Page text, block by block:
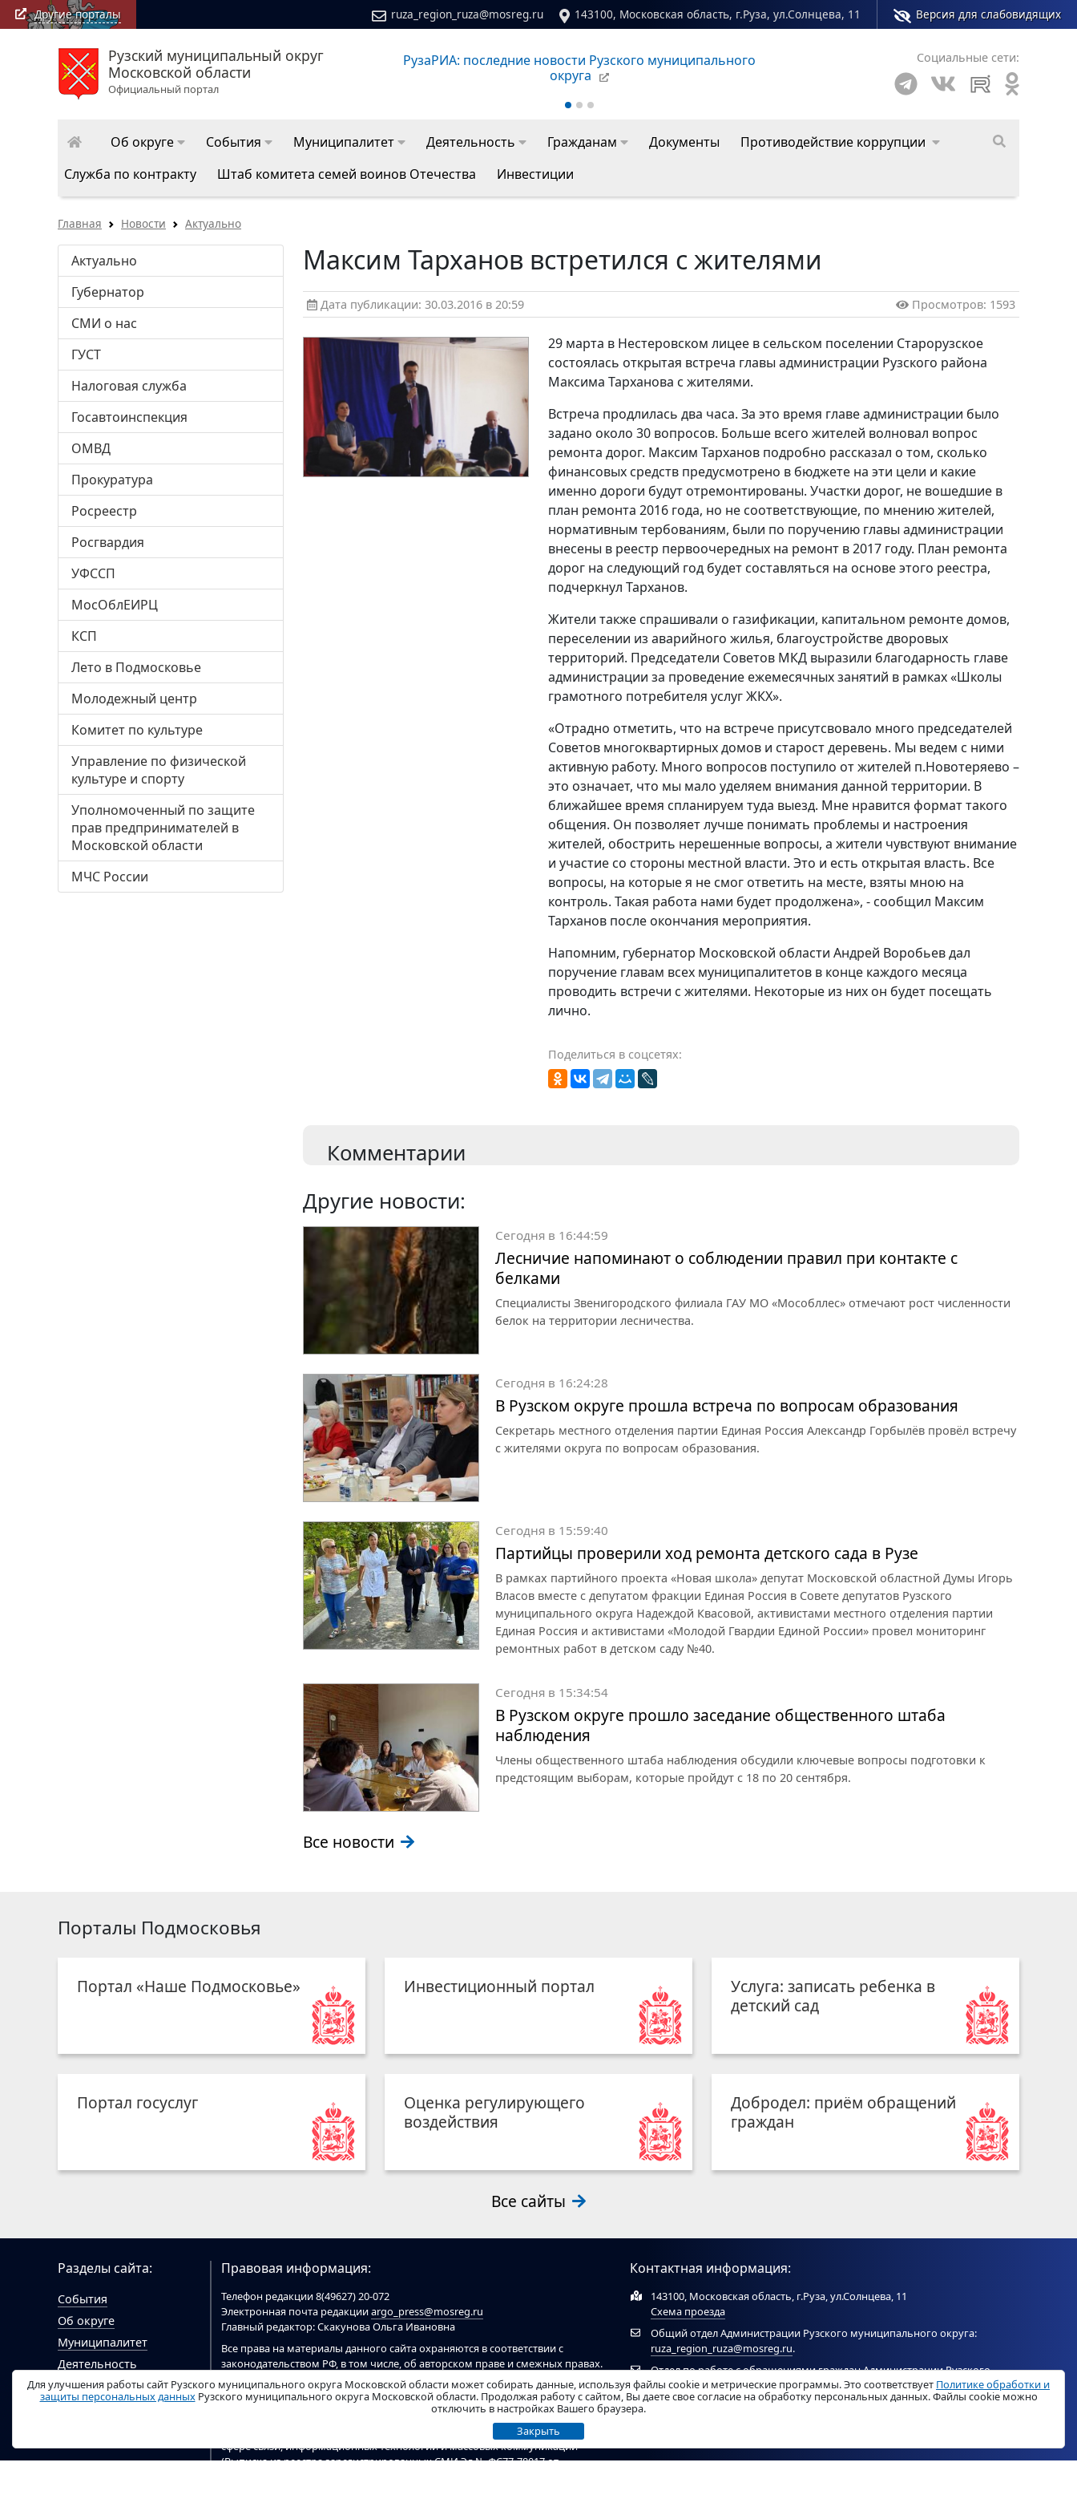
Другие порталы ruza_region_ruza@mosreg.ru 143100, Московская область, г.Руза, ул.Солнцева, 11 Версия для слабовидящих
Рузский муниципальный округ
Московской области
Официальный портал
РузаРИА: последние новости Рузского муниципального
Сайт молодежного центра Рузского муниципального округаСоциальные сети:
Об округе События Муниципалитет Деятельность Гражданам Документы
Противодействие коррупции
Служба по контракту
Штаб комитета семей воинов Отечества Инвестиции
Главная Новости Актуально
Актуально
Губернатор
СМИ о нас
ГУСТ
Налоговая служба
Госавтоинспекция
ОМВД
Прокуратура
Росреестр
Росгвардия
УФССП
МосОблЕИРЦ
КСП
Лето в Подмосковье
Молодежный центр
Комитет по культуре
Управление по физической
культуре и спорту
Уполномоченный по защите
прав предпринимателей в
Московской области
МЧС России
Максим Тарханов встретился с жителями
Дата публикации: 30.03.2016 в 20:59 Просмотров: 1593
29 марта в Нестеровском лицее в сельском поселении Старорузское
состоялась открытая встреча главы администрации Рузского района
Максима Тарханова с жителями.
Встреча продлилась два часа. За это время главе администрации было
задано около 30 вопросов. Больше всего жителей волновал вопрос
ремонта дорог. Максим Тарханов подробно рассказал о том, сколько
финансовых средств предусмотрено в бюджете на эти цели и какие
именно дороги будут отремонтированы. Участки дорог, не вошедшие в
план ремонта 2016 года, но не соответствующие, по мнению жителей,
нормативным тербованиям, были по поручению главы администрации
внесены в реестр первоочередных на ремонт в 2017 году. План ремонта
дорог на следующий год будет составляться на основе этого реестра,
подчеркнул Тарханов.
Жители также спрашивали о газификации, капитальном ремонте домов,
переселении из аварийного жилья, благоустройстве дворовых
территорий. Председатели Советов МКД выразили благодарность главе
администрации за проведение ежемесячных занятий в рамках «Школы
грамотного потребителя услуг ЖКХ».
«Отрадно отметить, что на встрече присутсвовало много председателей
Советов многоквартирных домов и старост деревень. Мы ведем с ними
активную работу. Много вопросов поступило от жителей п.Новотеряево –
это означает, что мы мало уделяем внимания данной территории. В
ближайшее время спланируем туда выезд. Мне нравится формат такого
общения. Он позволяет лучше понимать проблемы и настроения
жителей, обострить нерешенные вопросы, а жители чувствуют внимание
и участие со стороны местной власти. Это и есть открытая власть. Все
вопросы, на которые я не смог ответить на месте, взяты мною на
контроль. Такая работа нами будет продолжена», - сообщил Максим
Тарханов после окончания мероприятия.
Напомним, губернатор Московской области Андрей Воробьев дал
поручение главам всех муниципалитетов в конце каждого месяца
проводить встречи с жителями. Некоторые из них он будет посещать
лично.
Поделиться в соцсетях:
Комментарии
Другие новости:
Сегодня в 16:44:59
Лесничие напоминают о соблюдении правил при контакте с
белками
Специалисты Звенигородского филиала ГАУ МО «Мособллес» отмечают рост численности
белок на территории лесничества.
Сегодня в 16:24:28
В Рузском округе прошла встреча по вопросам образования
Секретарь местного отделения партии Единая Россия Александр Горбылёв провёл встречу
с жителями округа по вопросам образования.
Сегодня в 15:59:40
Партийцы проверили ход ремонта детского сада в Рузе
В рамках партийного проекта «Новая школа» депутат Московской областной Думы Игорь
Власов вместе с депутатом фракции Единая Россия в Совете депутатов Рузского
муниципального округа Надеждой Квасовой, активистами местного отделения партии
Единая Россия и активистами «Молодой Гвардии Единой России» провел мониторинг
ремонтных работ в детском саду №40.
Сегодня в 15:34:54
В Рузском округе прошло заседание общественного штаба
наблюдения
Члены общественного штаба наблюдения обсудили ключевые вопросы подготовки к
предстоящим выборам, которые пройдут с 18 по 20 сентября.
Все новости
Порталы Подмосковья
Портал «Наше Подмосковье» Инвестиционный портал
Услуга: записать ребенка в
детский сад
Портал госуслуг
Оценка регулирующего
воздействия
Добродел: приём обращений
граждан
Все сайты
Разделы сайта:
События
Об округе
Муниципалитет
Деятельность
Гражданам
Документы
Правовая информация:
Телефон редакции 8(49627) 20-072
Электронная почта редакцииargo_press@mosreg.ru
Главный редактор: Скакунова Ольга Ивановна
Все права на материалы данного сайта охраняются в соответствии с
законодательством РФ, в том числе, об авторском праве и смежных правах.
При цитировании материалов обязательна ссылка на сайт
цитировании электронными ресурсами обязательна гиперссылка на сайт
зарегистрирован Федеральной службой по надзору в
сфере связи, информационных технологий и массовых коммуникаций
(Выписка из реестра зарегистрированных СМИ Эл № ФС77-78017 от
Контактная информация:
143100, Московская область, г.Руза, ул.Солнцева, 11
Схема проезда
Общий отдел Администрации Рузского муниципального округа:
ruza_region_ruza@mosreg.ru.
Отдел по работе с обращениями граждан Администрации Рузского
муниципального округа: ruza_og_argo@mosreg.ru.
Для улучшения работы сайт Рузского муниципального округа Московской области может собирать данные, используя файлы cookie и метрические программы. Это соответствует Политике обработки и
защиты персональных данныхРузского муниципального округа Московской области. Продолжая работу с сайтом, Вы даете свое согласие на обработку персональных данных. Файлы cookie можно
отключить в настройках Вашего браузера.
Закрыть